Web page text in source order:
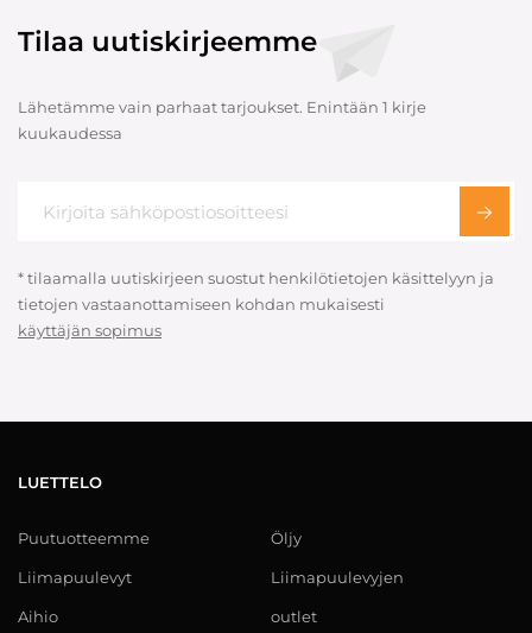
Tilaa uutiskirjeemme
Lähetämme vain parhaat tarjoukset. Enintään 1 kirje
kuukaudessa
* tilaamalla uutiskirjeen suostut henkilötietojen käsittelyyn ja
tietojen vastaanottamiseen kohdan mukaisesti
käyttäjän sopimus
LUETTELO
Puutuotteemme
Liimapuulevyt
Aihio
Öljy
Liimapuulevyjen
outlet